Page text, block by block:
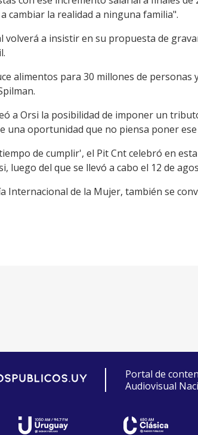
cambiar la realidad a ninguna familia".
volverá a insistir en su propuesta de
alimentos para 30 millones de personas
a Orsi la posibilidad de imponer un
una oportunidad que no piensa poner
de cumplir', el Pit Cnt celebró en
del que se llevó a cabo el 12 de
Internacional de la Mujer, también se
Portal de
Audiovisual